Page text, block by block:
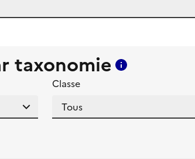
taxonomie
Classe